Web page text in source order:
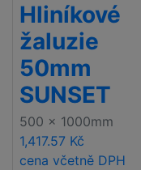
Hliníkové
žaluzie
50mm
SUNSET
500 x 1000mm
1,417.57 Kč
cena včetně DPH